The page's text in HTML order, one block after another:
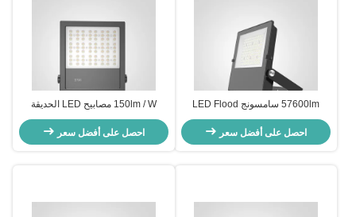
57600lm سامسونج LED Flood
Light 2700K-6500K درجة حرارة
اللون
احصل على أفضل سعر
150lm / W مصابيح LED الحديقة
SMD2835
احصل على أفضل سعر